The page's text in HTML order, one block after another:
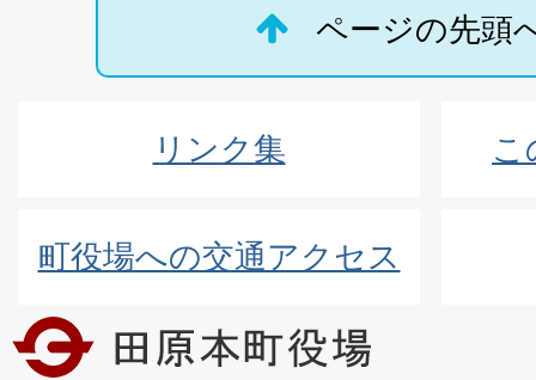
ページの先頭
リンク集 こ
町役場への交通アクセス